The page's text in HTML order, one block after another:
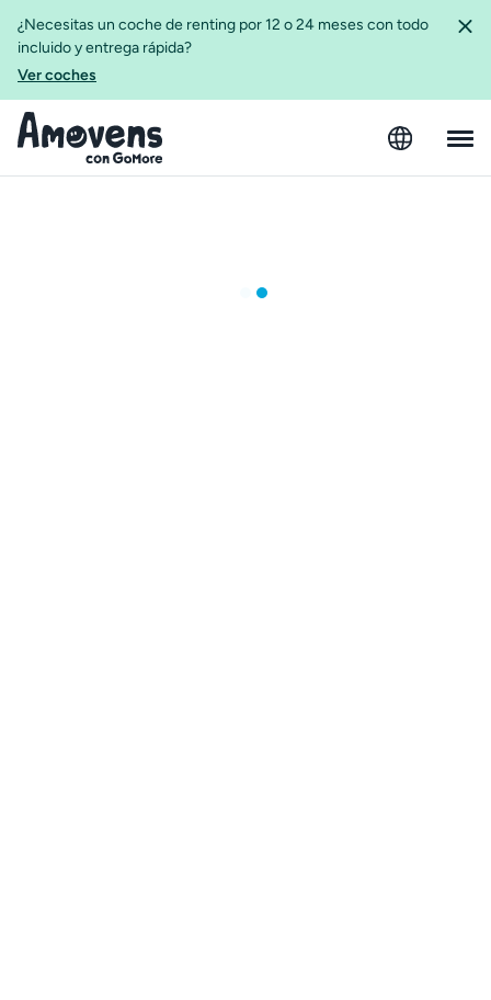
¿Necesitas un coche de renting por 12 o 24 meses con todo
incluido y entrega rápida?
Ver coches